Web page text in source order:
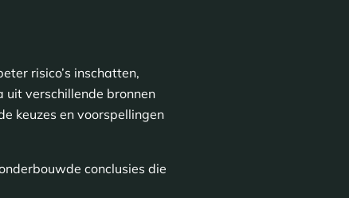
risico’s inschatten,
uit verschillende bronnen
keuzes en voorspellingen
conclusies die